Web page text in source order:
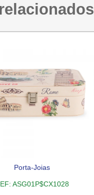
Porta-Joias
ASG01P$CX1028